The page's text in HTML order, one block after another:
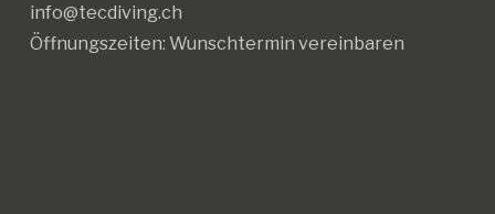
info@tecdiving.ch
Öffnungszeiten: Wunschtermin vereinbaren